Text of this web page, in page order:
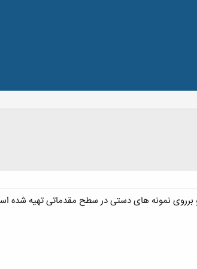
نمونه های دستی در سطح مقدماتی تهیه شده